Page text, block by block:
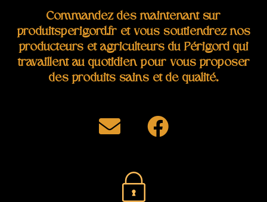
Commandez dès maintenant sur
produitsperigord.fr et vous soutiendrez nos
producteurs et agriculteurs du Périgord qui
travaillent au quotidien pour vous proposer
des produits sains et de qualité.